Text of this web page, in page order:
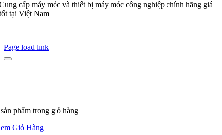
Cung cấp máy móc và thiết bị máy móc công nghiệp chính hãng giá
tốt tại Việt Nam
Page load link
phẩm trong giỏ hàng
Giỏ Hàng